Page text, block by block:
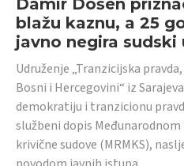
blažu kaznu, a 25
javno negira
Udruženje „Tranzicijska
Bosni i Hercegovini“ iz
demokratiju i tranzicionu
službeni dopis
krivične sudove (MRMKS),